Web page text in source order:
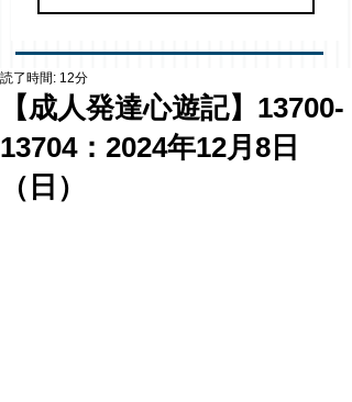
【成人発達心遊記】13700-
13704：2024年12月8日
（日）
読了時間: 12分